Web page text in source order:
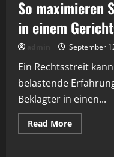
So maximieren
in einem
September
Ein Rechtsstreit
belastende
Beklagter in einen...
Read MoreRead
more